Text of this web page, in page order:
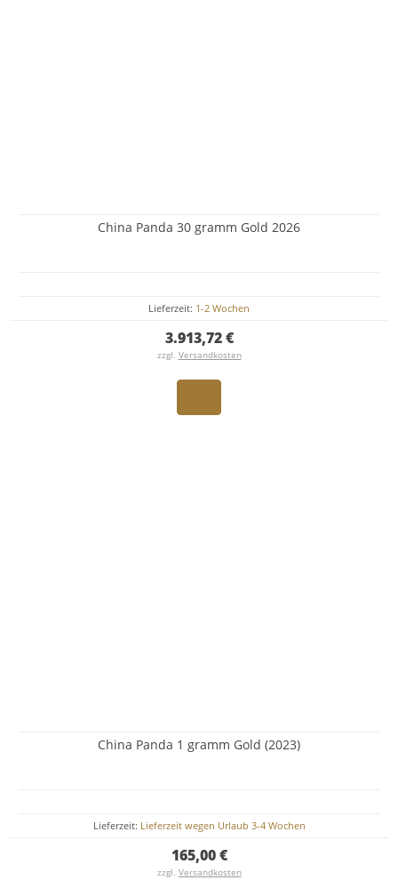
China Panda 30 gramm Gold 2026
Lieferzeit: 1-2 Wochen
3.913,72 €
zzgl. Versandkosten
China Panda 1 gramm Gold (2023)
Lieferzeit: Lieferzeit wegen Urlaub 3-4 Wochen
165,00 €
zzgl. Versandkosten